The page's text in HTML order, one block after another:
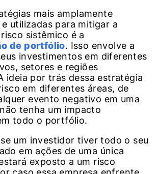
mais amplamente
utilizadas para mitigar a
sistêmico é a
de portfólio. Isso envolve a
investimentos em diferentes
setores e regiões
ideia por trás dessa estratégia
em diferentes áreas, de
evento negativo em uma
tenha um impacto
todo o portfólio.
um investidor tiver todo o seu
em ações de uma única
exposto a um risco